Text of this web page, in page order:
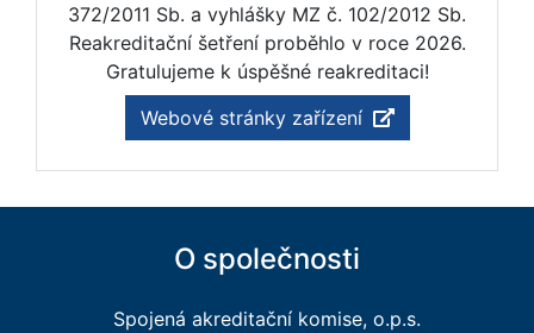
372/2011 Sb. a vyhlášky MZ č. 102/2012 Sb.
Reakreditační šetření proběhlo v roce 2026.
Gratulujeme k úspěšné reakreditaci!
Webové stránky zařízení
O společnosti
Spojená akreditační komise, o.p.s.